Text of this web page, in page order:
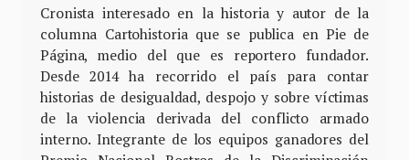
Cronista interesado en la historia y autor de la
columna Cartohistoria que se publica en Pie de
Página, medio del que es reportero fundador.
Desde 2014 ha recorrido el país para contar
historias de desigualdad, despojo y sobre víctimas
de la violencia derivada del conflicto armado
interno. Integrante de los equipos ganadores del